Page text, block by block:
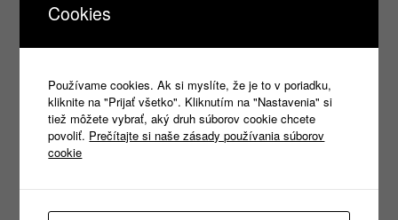
PROCERA
FLEXMOTION
PROCERA OPTIFIT
Cookies
Používame cookies. Ak si myslíte, že je to v poriadku,
kliknite na "Prijať všetko". Kliknutím na "Nastavenia" si
tiež môžete vybrať, aký druh súborov cookie chcete
povoliť. Prečítajte si naše zásady používania súborov
cookie